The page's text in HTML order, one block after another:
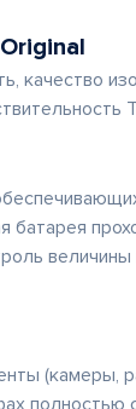
качество
батарея
величины
(камеры,
полностью